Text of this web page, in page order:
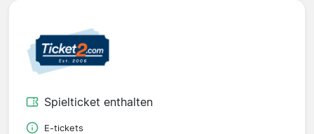
Spielticket enthalten
E-tickets